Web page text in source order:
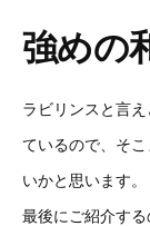
強めの
ラビリンスと言
ているので、そ
いかと思います。
最後にご紹介する